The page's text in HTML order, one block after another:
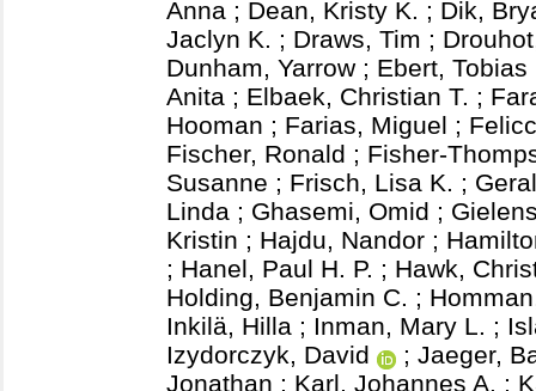
Anna ; Dean, Kristy K. ; Dik,
Jaclyn K. ; Draws, Tim ;
Dunham, Yarrow ; Ebert, Tobias
Anita ; Elbaek, Christian T. ;
Hooman ; Farias, Miguel ;
Fischer, Ronald ; Fisher-
Susanne ; Frisch, Lisa K. ;
Linda ; Ghasemi, Omid ;
Kristin ; Hajdu, Nandor ;
; Hanel, Paul H. P. ; Hawk,
Holding, Benjamin C. ;
Inkilä, Hilla ; Inman, Mary L. ;
Izydorczyk, David
; Jaeger,
Jonathan ; Karl, Johannes A. ;